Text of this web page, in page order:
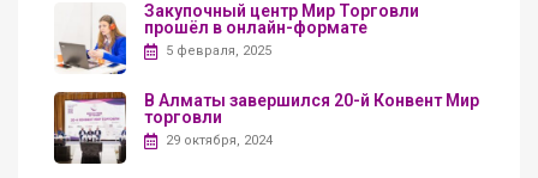
Закупочный центр Мир Торговли
прошёл в онлайн-формате
5 февраля, 2025
В Алматы завершился 20-й Конвент Мир
торговли
29 октября, 2024